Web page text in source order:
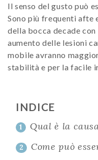
Il senso del gusto può
Sono più frequenti afte
della bocca decade
aumento delle lesioni
mobile avranno
stabilità e per la facile
INDICE
1 Qual è la
2 Come può